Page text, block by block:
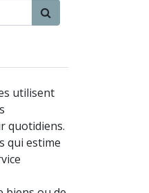
utilisent
quotidiens.
qui estime